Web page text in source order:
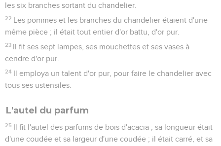
les six branches sortant du chandelier.
22 Les pommes et les branches du chandelier étaient d'une
même pièce ; il était tout entier d'or battu, d'or pur.
23 Il fit ses sept lampes, ses mouchettes et ses vases à
cendre d'or pur.
24 Il employa un talent d'or pur, pour faire le chandelier avec
tous ses ustensiles.
L'autel du parfum
25 Il fit l'autel des parfums de bois d'acacia ; sa longueur était
d'une coudée et sa largeur d'une coudée ; il était carré, et sa